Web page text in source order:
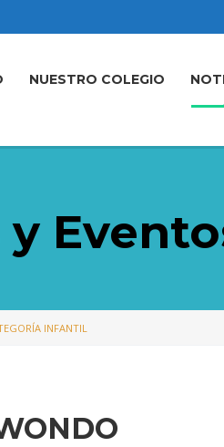
NUESTRO COLEGIO
INFANTIL